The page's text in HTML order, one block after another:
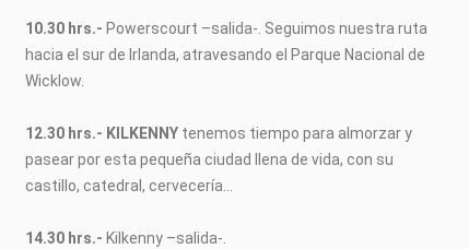
10.30 hrs.- Powerscourt –salida-. Seguimos nuestra ruta
hacia el sur de Irlanda, atravesando el Parque Nacional de
Wicklow.
12.30 hrs.- KILKENNY tenemos tiempo para almorzar y
pasear por esta pequeña ciudad llena de vida, con su
castillo, catedral, cervecería...
14.30 hrs.- Kilkenny –salida-.